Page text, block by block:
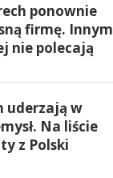
ponownie
firmę. Innym
nie polecają
uderzają w
Na liście
z Polski